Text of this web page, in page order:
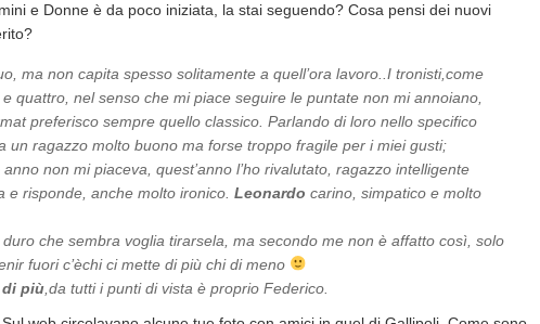
e Donne è da poco iniziata, la stai seguendo? Cosa pensi dei nuovi
ma non capita spesso solitamente a quell’ora lavoro..I tronisti,come
quattro, nel senso che mi piace seguire le puntate non mi annoiano,
preferisco sempre quello classico. Parlando di loro nello specifico
un ragazzo molto buono ma forse troppo fragile per i miei gusti;
anno non mi piaceva, quest’anno l’ho rivalutato, ragazzo intelligente
e risponde, anche molto ironico. Leonardo carino, simpatico e molto
duro che sembra voglia tirarsela, ma secondo me non è affatto così, solo
fuori c’èchi ci mette di più chi di meno
di più ,da tutti i punti di vista è proprio Federico.